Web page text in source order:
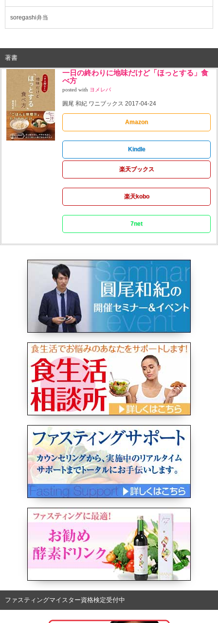
soregashi弁当
著書
一日の終わりに地味だけど「ほっとする」食
べ方
posted with ヨメレバ
圓尾 和紀 ワニブックス 2017-04-24
Amazon
Kindle
楽天ブックス
楽天kobo
7net
ファスティングマイスター資格検定受付中